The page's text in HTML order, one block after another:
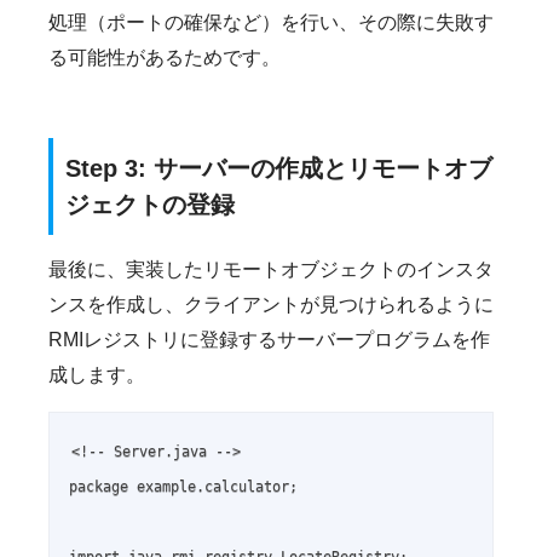
処理（ポートの確保など）を行い、その際に失敗す
る可能性があるためです。
Step 3: サーバーの作成とリモートオブ
ジェクトの登録
最後に、実装したリモートオブジェクトのインスタ
ンスを作成し、クライアントが見つけられるように
RMIレジストリに登録するサーバープログラムを作
成します。
<!-- Server.java -->
package example.calculator;